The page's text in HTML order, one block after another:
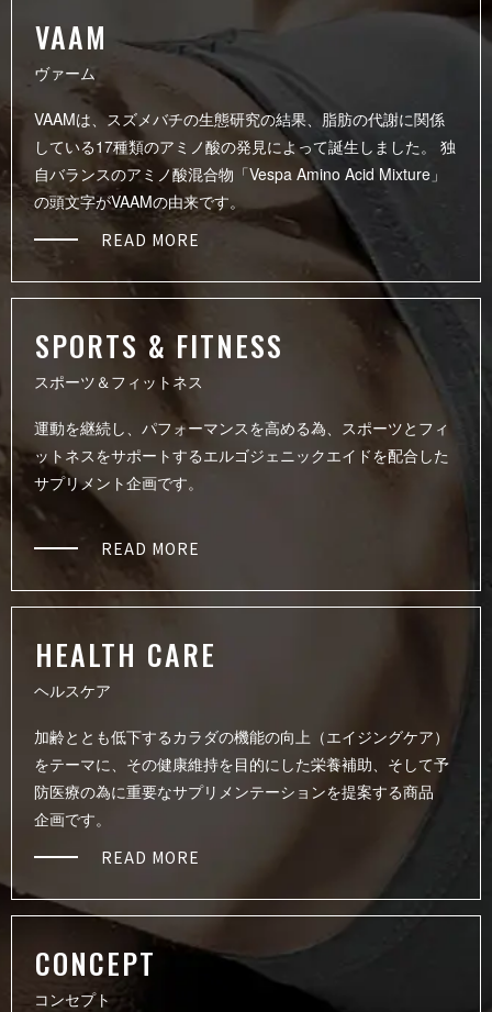
V A A M
ヴ ァ ー ム
VAAMは、スズメバチの生態研究の結果、脂肪の代謝に関係
している17種類のアミノ酸の発見によって誕生しました。 独
自バランスのアミノ酸混合物「Vespa Amino Acid Mixture」
の頭文字がVAAMの由来です。
READ MORE
SPORTS & FIT N E S S
スポーツ＆フィ ッ ト ネ ス
運動を継続し、パフォーマンスを高める為、スポーツとフィ
ットネスをサポートするエルゴジェニックエイドを配合した
サプリメント企 画 で す 。
READ MORE
HEALTH C A R E
ヘ ル ス ケ ア
加齢ととも低下するカラダの機能の向上（エイジングケア）
をテーマに、その健康維持を目的にした栄養補助、そして予
防医療の為に重要なサプリメンテーションを提案する商品
企 画 で す 。
READ MORE
CON C E P T
コ ン セ プ ト